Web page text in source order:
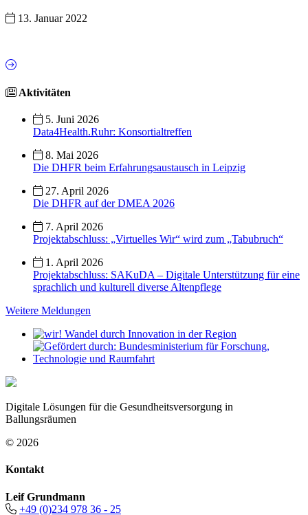
13. Januar 2022
Aktivitäten
5. Juni 2026
Data4Health.Ruhr: Konsortialtreffen
8. Mai 2026
Die DHFR beim Erfahrungsaustausch in Leipzig
27. April 2026
Die DHFR auf der DMEA 2026
7. April 2026
Projektabschluss: „Virtuelles Wir“ wird zum „Tabubruch“
1. April 2026
Projektabschluss: SAKuDA – Digitale Unterstützung für eine
sprachlich und kulturell diverse Altenpflege
Weitere Meldungen
Digitale Lösungen für die Gesundheitsversorgung in
Ballungsräumen
© 2026
Kontakt
Leif Grundmann
+49 (0)234 978 36 - 25